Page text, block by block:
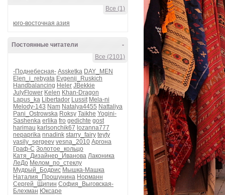
Все (1)
юго-восточная азия
-
Постоянные читатели
Все (2101)
-Поднебесная- Assketka DAY_MEN
Elen_i_rebyata Evgenij_Ruskich
Handbalancing Heler JBekkie
JulyFlower Kelen Khan-Dragon
Lapus_ka Libertador Lussit Mela-ni
Melody-143 Nam Natalya4455 Nattaliya
Pani_Ostrowska Roksy Taikhe Yogini-
Sashenka erlika fro gedichte gost
harimau karlsonchik67 lozanna777
nepaprika nnadink starry_fairy teyty
vasily_sergeev vesna_2010 Аргона
Граф-С Золотое_кольцо
Катя_Дизайнер_Иванова Лаконика
ЛеДо Мелом_по_стеклу
Мудрый_Бодрис Мышка-Машка
Наталия_Прошунина Норманн
Сергей_Щипин София_Выговская-
Блехман Юксаре